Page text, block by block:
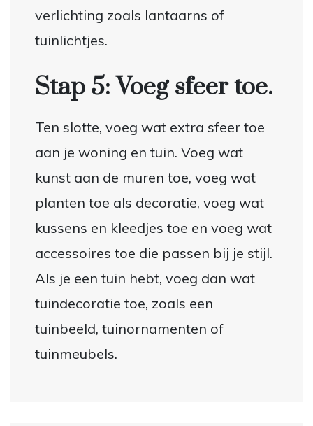
verlichting zoals lantaarns of
tuinlichtjes.
Stap 5: Voeg sfeer toe.
Ten slotte, voeg wat extra sfeer toe
aan je woning en tuin. Voeg wat
kunst aan de muren toe, voeg wat
planten toe als decoratie, voeg wat
kussens en kleedjes toe en voeg wat
accessoires toe die passen bij je stijl.
Als je een tuin hebt, voeg dan wat
tuindecoratie toe, zoals een
tuinbeeld, tuinornamenten of
tuinmeubels.